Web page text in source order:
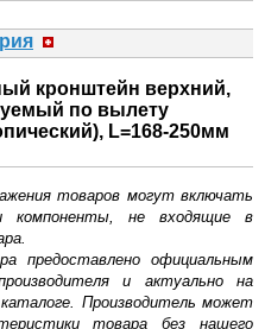
кронштейн верхний,
по вылету
L=168-250мм
товаров могут включать
и компоненты, не входящие в
предоставлено официальным
и актуально на
Производитель может
товара без нашего